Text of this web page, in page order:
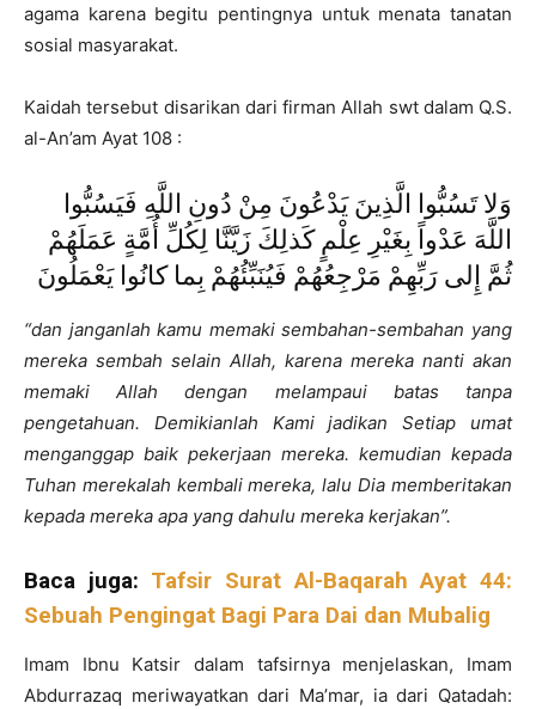
agama karena begitu pentingnya untuk menata tanatan
sosial masyarakat.
Kaidah tersebut disarikan dari firman Allah swt dalam Q.S.
al-An’am Ayat 108 :
وَلا تَسُبُّوا الَّذِينَ يَدْعُونَ مِنْ دُونِ اللَّهِ فَيَسُبُّوا
اللَّهَ عَدْواً بِغَيْرِ عِلْمٍ كَذلِكَ زَيَّنَّا لِكُلِّ أُمَّةٍ عَمَلَهُمْ
ثُمَّ إِلى رَبِّهِمْ مَرْجِعُهُمْ فَيُنَبِّئُهُمْ بِما كانُوا يَعْمَلُونَ
“dan janganlah kamu memaki sembahan-sembahan yang
mereka sembah selain Allah, karena mereka nanti akan
memaki Allah dengan melampaui batas tanpa
pengetahuan. Demikianlah Kami jadikan Setiap umat
menganggap baik pekerjaan mereka. kemudian kepada
Tuhan merekalah kembali mereka, lalu Dia memberitakan
kepada mereka apa yang dahulu mereka kerjakan”.
Baca juga: Tafsir Surat Al-Baqarah Ayat 44:
Sebuah Pengingat Bagi Para Dai dan Mubalig
Imam Ibnu Katsir dalam tafsirnya menjelaskan, Imam
Abdurrazaq meriwayatkan dari Ma’mar, ia dari Qatadah: